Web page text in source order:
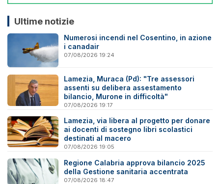
Ultime notizie
Numerosi incendi nel Cosentino, in azione
i canadair
07/08/2026 19:24
Lamezia, Muraca (Pd): "Tre assessori
assenti su delibera assestamento
bilancio, Murone in difficoltà"
07/08/2026 19:17
Lamezia, via libera al progetto per donare
ai docenti di sostegno libri scolastici
destinati al macero
07/08/2026 19:05
Regione Calabria approva bilancio 2025
della Gestione sanitaria accentrata
07/08/2026 18:47